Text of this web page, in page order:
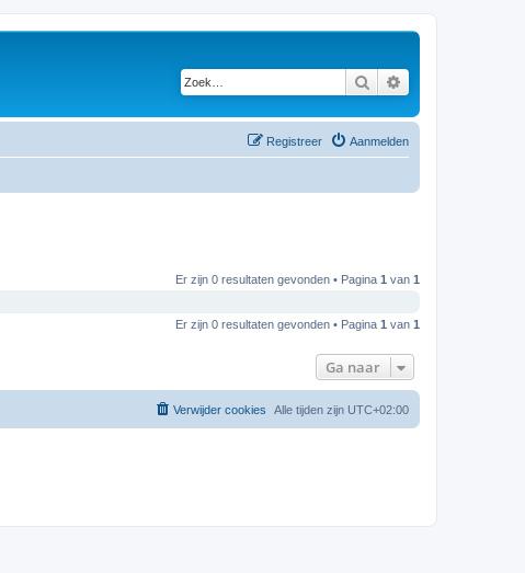
Zoek
Aanmelden
Registreer
Er zijn 0 resultaten gevonden • Pagina 1 van 1
Er zijn 0 resultaten gevonden • Pagina 1 van 1
Ga naar
Alle tijden zijn UTC+02:00
Verwijder cookies